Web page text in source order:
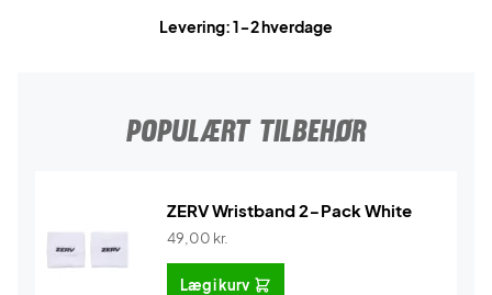
Levering: 1-2 hverdage
POPULÆRT TILBEHØR
ZERV Wristband 2-Pack White
49,00 kr.
Læg i kurv